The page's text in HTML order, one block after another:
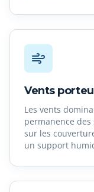
Vents
Les vents
permanence
sur les
un support